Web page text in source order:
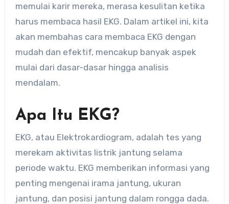
memulai karir mereka, merasa kesulitan ketika
harus membaca hasil EKG. Dalam artikel ini, kita
akan membahas cara membaca EKG dengan
mudah dan efektif, mencakup banyak aspek
mulai dari dasar-dasar hingga analisis
mendalam.
Apa Itu EKG?
EKG, atau Elektrokardiogram, adalah tes yang
merekam aktivitas listrik jantung selama
periode waktu. EKG memberikan informasi yang
penting mengenai irama jantung, ukuran
jantung, dan posisi jantung dalam rongga dada.